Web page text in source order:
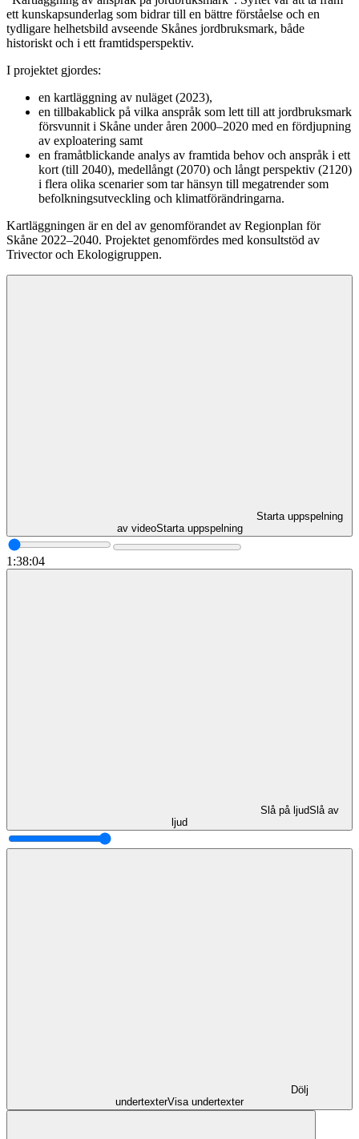
ett kunskapsunderlag som bidrar till en bättre förståelse och en
tydligare helhetsbild avseende Skånes jordbruksmark, både
historiskt och i ett framtidsperspektiv.
I projektet gjordes:
en kartläggning av nuläget (2023),
en tillbakablick på vilka anspråk som lett till att jordbruksmark
försvunnit i Skåne under åren 2000–2020 med en fördjupning
av exploatering samt
en framåtblickande analys av framtida behov och anspråk i ett
kort (till 2040), medellångt (2070) och långt perspektiv (2120)
i flera olika scenarier som tar hänsyn till megatrender som
befolkningsutveckling och klimatförändringarna.
Kartläggningen är en del av genomförandet av Regionplan för
Skåne 2022–2040. Projektet genomfördes med konsultstöd av
Trivector och Ekologigruppen.
Starta uppspelning
av videoStarta uppspelning
1:38:04
Slå på ljudSlå av
ljud
Dölj
undertexterVisa undertexter